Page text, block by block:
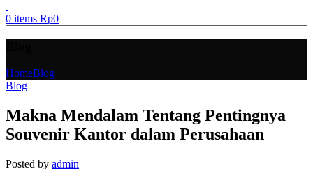
0 items Rp0
HomeBlog
Blog
Makna Mendalam Tentang Pentingnya
Souvenir Kantor dalam Perusahaan
Posted by admin